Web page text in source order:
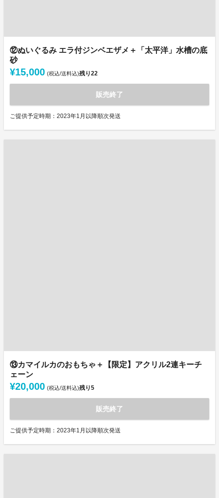
⑫ぬいぐるみ エラ付ジンベエザメ＋「太平洋」水槽の底
砂
¥15,000 (税込/送料込)残り22
販売終了
ご提供予定時期：2023年1月以降順次発送
⑬カマイルカのおもちゃ＋【限定】アクリル2連キーチ
ェーン
¥20,000 (税込/送料込)残り5
販売終了
ご提供予定時期：2023年1月以降順次発送